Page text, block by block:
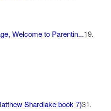
Welcome to Parentin...19.
Shardlake book 7)31.